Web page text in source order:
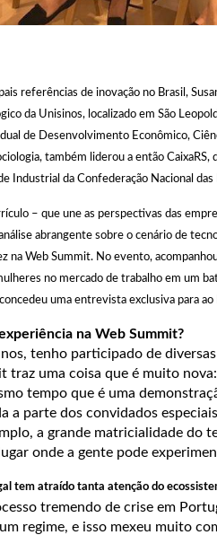
referências de inovação no Brasil,
da Unisinos, localizado em São
de Desenvolvimento Econômico,
também liderou a então
Industrial da Confederação Nacional
– que une as perspectivas das
abrangente sobre o cenário de
na Web Summit. No evento,
no mercado de trabalho em um
uma entrevista exclusiva para
na Web Summit?
tenho participado de
traz uma coisa que é muito
tempo que é uma
a parte dos convidados
a grande matricialidade do
onde a gente pode
tem atraído tanta atenção do
tremendo de crise em
regime, e isso mexeu muito